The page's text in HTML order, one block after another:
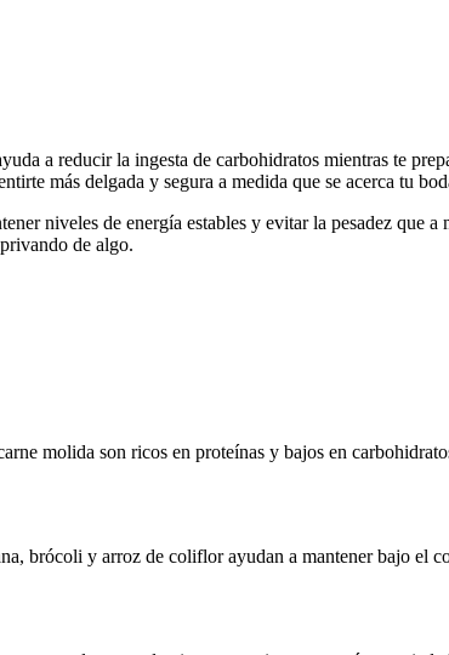
a reducir la ingesta de carbohidratos mientras te
más delgada y segura a medida que se acerca tu
niveles de energía estables y evitar la pesadez que
de algo.
molida son ricos en proteínas y bajos en
brócoli y arroz de coliflor ayudan a mantener bajo el